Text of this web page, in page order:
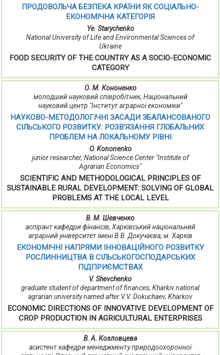
ПРОДОВОЛЬЧА БЕЗПЕКА КРАЇНИ ЯК СОЦІАЛЬНО-
ЕКОНОМІЧНА КАТЕГОРІЯ
Ye. Starychenko
National University of Life and Environmental Sciences of
Ukraine
FOOD SECURITY OF THE COUNTRY AS A SOCIO-ECONOMIC
CATEGORY
О. М. Кононенко
молодший науковий співробітник, Національний
науковий центр "Інститут аграрної економіки"
НАУКОВО-МЕТОДОЛОГІЧНІ ЗАСАДИ ЗБАЛАНСОВАНОГО
СІЛЬСЬКОГО РОЗВИТКУ: РОЗВ'ЯЗАННЯ ГЛОБАЛЬНИХ
ПРОБЛЕМ НА ЛОКАЛЬНОМУ РІВНІ
O. Kononenko
junior researcher, National Science Center "Institute of
Agrarian Economics"
SCIENTIFIC AND METHODOLOGICAL PRINCIPLES OF
SUSTAINABLE RURAL DEVELOPMENT: SOLVING OF GLOBAL
PROBLEMS AT THE LOCAL LEVEL
В. М. Шевченко
аспірант кафедри фінансів, Харківський національний
аграрний університет імені В.В. Докучаєва, м. Харків
ЕКОНОМІЧНІ НАПРЯМИ ІННОВАЦІЙНОГО РОЗВИТКУ
РОСЛИННИЦТВА В СІЛЬСЬКОГОСПОДАРСЬКИХ
ПІДПРИЄМСТВАХ
V. Shevchenko
graduate student of department of finances, Kharkiv national
agrarian university named after V.V. Dokuchaev, Kharkov
ECONOMIC DIRECTIONS OF INNOVATIVE DEVELOPMENT OF
CROP PRODUCTION IN AGRICULTURAL ENTERPRISES
В. А. Козловцева
асистент кафедри менеджменту природоохоронної